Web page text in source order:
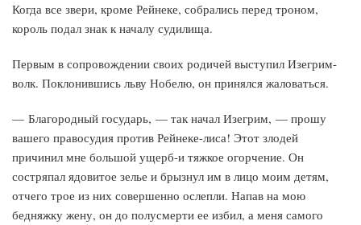
Когда все звери, кроме Рейнеке, собрались перед троном,
король подал знак к началу судилища.
Первым в сопровождении своих родичей выступил Изегрим-
волк. Поклонившись льву Нобелю, он принялся жаловаться.
— Благородный государь, — так начал Изегрим, — прошу
вашего правосудия против Рейнеке-лиса! Этот злодей
причинил мне большой ущерб-и тяжкое огорчение. Он
состряпал ядовитое зелье и брызнул им в лицо моим детям,
отчего трое из них совершенно ослепли. Напав на мою
бедняжку жену, он до полусмерти ее избил, а меня самого